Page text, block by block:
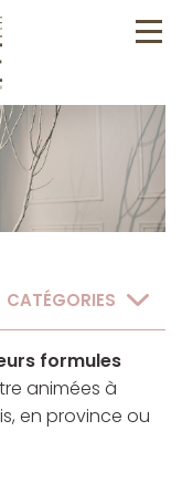
CATÉGORIES
formules
animées à
en province ou